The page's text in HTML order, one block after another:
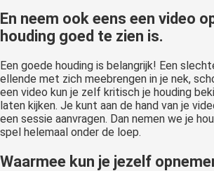
En neem ook eens een video
houding goed te zien is.
Een goede houding is belangrijk! Een
ellende met zich meebrengen in je nek,
een video kun je zelf kritisch je houding
laten kijken. Je kunt aan de hand van je
een sessie aanvragen. Dan nemen we je
spel helemaal onder de loep.
Waarmee kun je jezelf